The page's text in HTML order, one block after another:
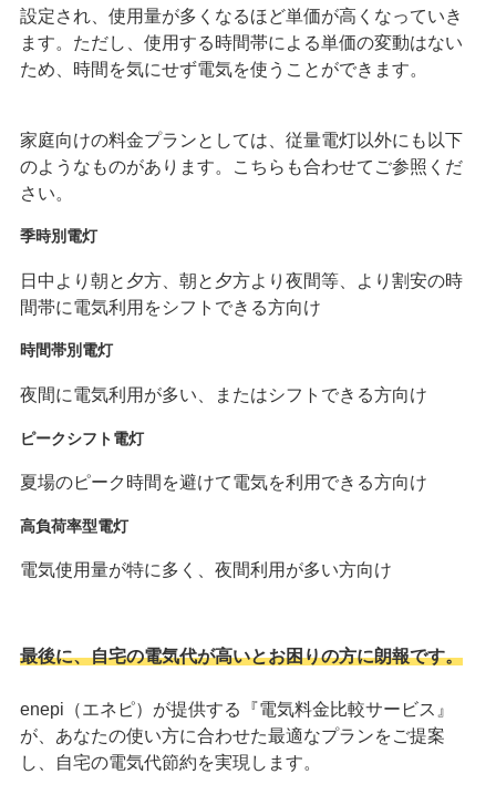
設定され、使用量が多くなるほど単価が高くなっていき
ます。ただし、使用する時間帯による単価の変動はない
ため、時間を気にせず電気を使うことができます。
家庭向けの料金プランとしては、従量電灯以外にも以下
のようなものがあります。こちらも合わせてご参照くだ
さい。
季時別電灯
日中より朝と夕方、朝と夕方より夜間等、より割安の時
間帯に電気利用をシフトできる方向け
時間帯別電灯
夜間に電気利用が多い、またはシフトできる方向け
ピークシフト電灯
夏場のピーク時間を避けて電気を利用できる方向け
高負荷率型電灯
電気使用量が特に多く、夜間利用が多い方向け
最後に、自宅の電気代が高いとお困りの方に朗報です。
enepi（エネピ）が提供する『電気料金比較サービス』
が、あなたの使い方に合わせた最適なプランをご提案
し、自宅の電気代節約を実現します。